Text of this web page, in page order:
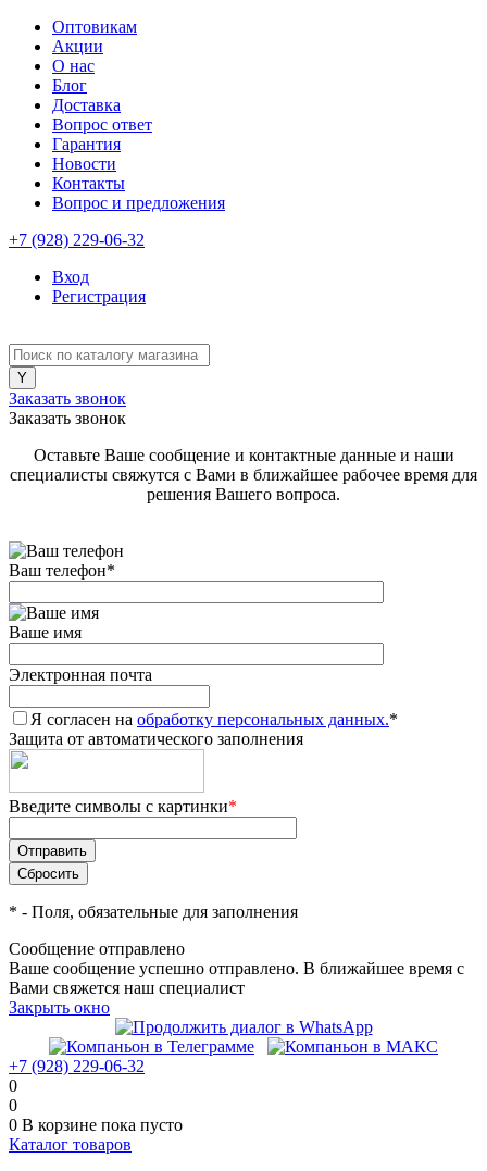
Оптовикам
Акции
О нас
Блог
Доставка
Вопрос ответ
Гарантия
Новости
Контакты
Вопрос и предложения
+7 (928) 229-06-32
Вход
Регистрация
Заказать звонок
Заказать звонок
Оставьте Ваше сообщение и контактные данные и наши
специалисты свяжутся с Вами в ближайшее рабочее время для
решения Вашего вопроса.
Ваш телефон*
Ваше имя
Электронная почта
Я согласен на обработку персональных данных.*
Защита от автоматического заполнения
Введите символы с картинки*
* - Поля, обязательные для заполнения
Сообщение отправлено
Ваше сообщение успешно отправлено. В ближайшее время с
Вами свяжется наш специалист
Закрыть окно
+7 (928) 229-06-32
0
0
0 В корзине пока пусто
Каталог товаров